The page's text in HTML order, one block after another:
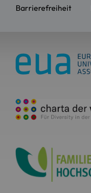
Barrierefreiheit